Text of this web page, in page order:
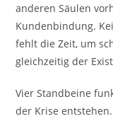
anderen Säulen
Kundenbindung.
fehlt die Zeit, um
gleichzeitig der
Vier Standbeine
der Krise entstehen.